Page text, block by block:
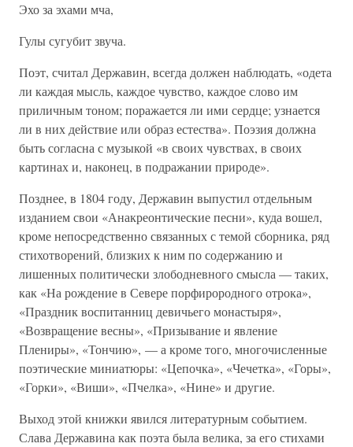
Эхо за эхами мча,
Гулы сугубит звуча.
Поэт, считал Державин, всегда должен наблюдать, «одета
ли каждая мысль, каждое чувство, каждое слово им
приличным тоном; поражается ли ими сердце; узнается
ли в них действие или образ естества». Поэзия должна
быть согласна с музыкой «в своих чувствах, в своих
картинах и, наконец, в подражании природе».
Позднее, в 1804 году, Державин выпустил отдельным
изданием свои «Анакреонтические песни», куда вошел,
кроме непосредственно связанных с темой сборника, ряд
стихотворений, близких к ним по содержанию и
лишенных политически злободневного смысла — таких,
как «На рождение в Севере порфирородного отрока»,
«Праздник воспитанниц девичьего монастыря»,
«Возвращение весны», «Призывание и явление
Плениры», «Тончию», — а кроме того, многочисленные
поэтические миниатюры: «Цепочка», «Чечетка», «Горы»,
«Горки», «Виши», «Пчелка», «Нине» и другие.
Выход этой книжки явился литературным событием.
Слава Державина как поэта была велика, за его стихами